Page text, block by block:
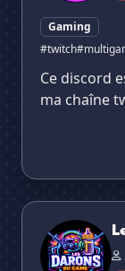
Gaming
#twitch
Ce discord
ma chaîne
Les Darons du